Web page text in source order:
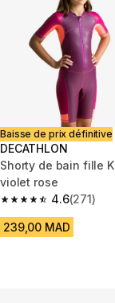
Baisse de prix définitive
DECATHLON
Shorty de bain fille
violet rose
4.6
4.6 out of 5 stars
(271)
239,00 MAD